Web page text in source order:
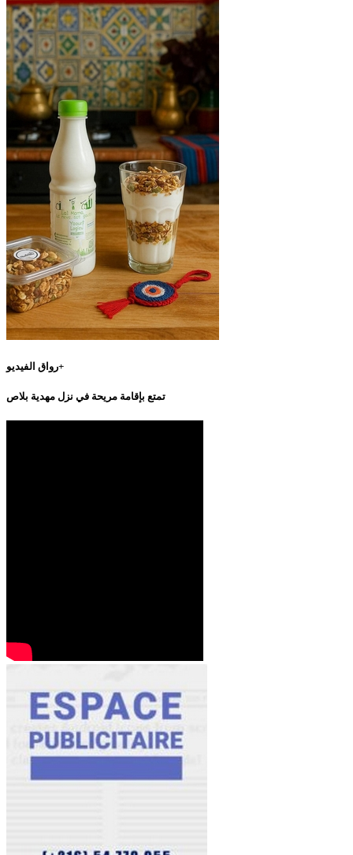
رواق الفيديو+
تمتع بإقامة مريحة في نزل مهدية بلاص